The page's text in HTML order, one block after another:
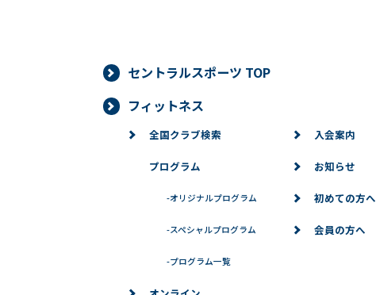
セントラルスポーツ TOP
フィットネス
全国クラブ検索
プログラム
-オリジナルプログラム
-スペシャルプログラム
-プログラム一覧
入会案内
お知らせ
初めての方へ
会員の方へ